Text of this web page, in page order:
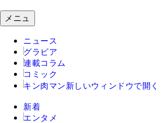
メニュ
ニュース
グラビア
連載コラム
コミック
キン肉マン 新しいウィンドウで開く
新着
エンタメ